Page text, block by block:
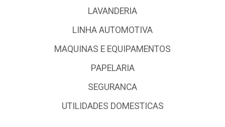
LAVANDERIA
LINHA AUTOMOTIVA
MAQUINAS E EQUIPAMENTOS
PAPELARIA
SEGURANCA
UTILIDADES DOMESTICAS